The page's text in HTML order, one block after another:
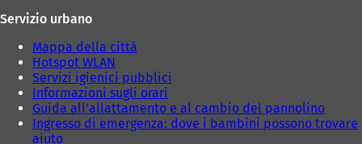
Servizio urbano
Mappa della città
Hotspot WLAN
Servizi igienici pubblici
Informazioni sugli orari
Guida all'allattamento e al cambio del pannolino
Ingresso di emergenza: dove i bambini possono trovare
aiuto